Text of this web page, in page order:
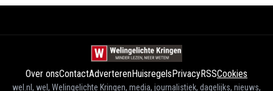
Over onsContactAdverterenHuisregelsPrivacyRSSCookies
wel.nl, wel, Welingelichte Kringen, media, journalistiek, dagelijks, nieuws,